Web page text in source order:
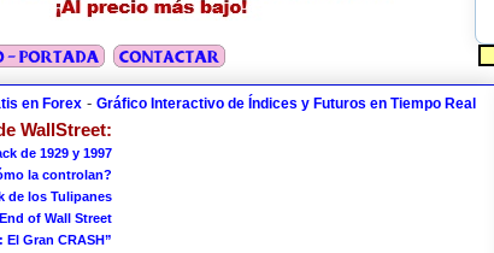
en Forex - Gráfico Interactivo de Índices y Futuros en Tiempo Real
WallStreet:
de 1929 y 1997
la controlan?
de los Tulipanes
of Wall Street
El Gran CRASH”